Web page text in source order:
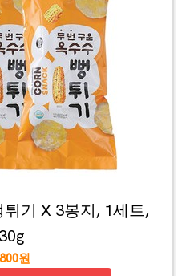
기 X 3봉지, 1세트,
원